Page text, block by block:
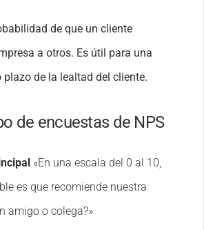
de que un cliente
a otros. Es útil para una
de la lealtad del cliente.
de encuestas de NPS
«En una escala del 0 al 10,
es que recomiende nuestra
amigo o colega?»